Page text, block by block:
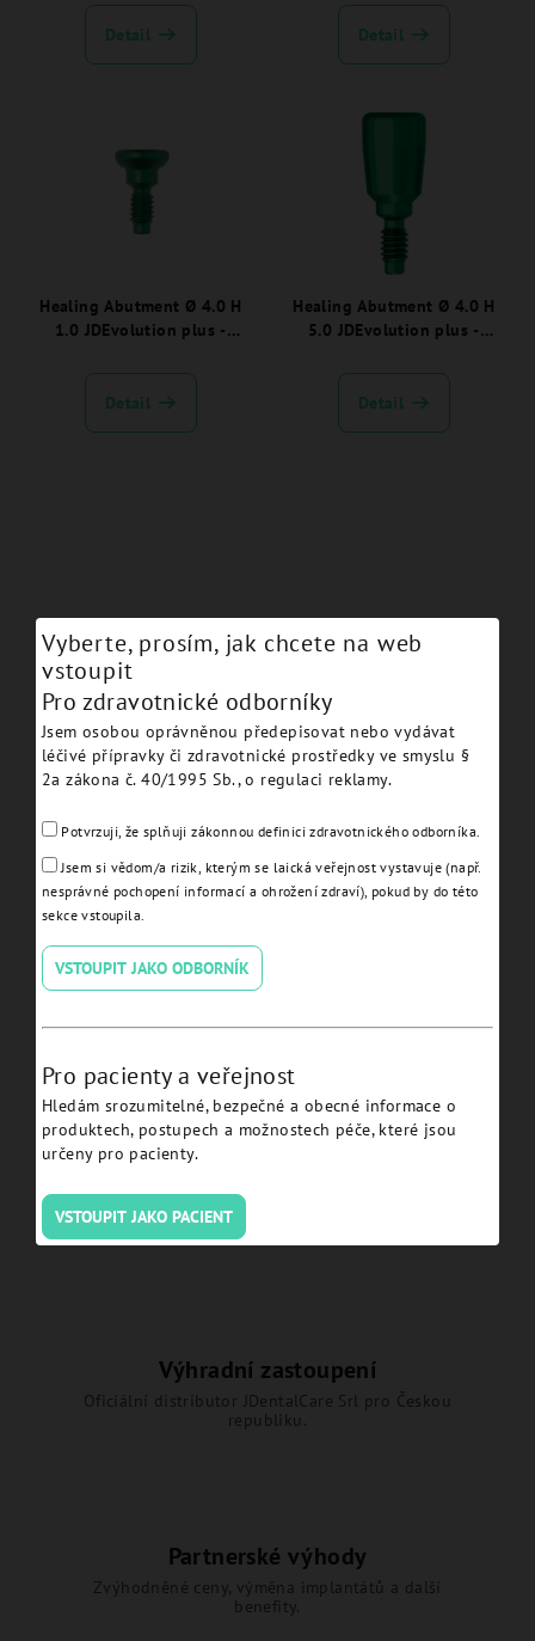
Detail Detail
Healing Abutment Ø 4.0 H
1.0 JDEvolution plus -
Detail
Healing Abutment Ø 4.0 H
5.0 JDEvolution plus -
Detail
Healing Abutment Ø 4.0 H
2.0 JDEvolution plus -
EVHA42:
Detail
3.0 JDEvolution plus -
EVHA63:
Detail
5.0 JDEvolution plus -
EVHA55:
Detail Detail
Výhradní zastoupení
Oficiální distributor JDentalCare Srl pro Českou
republiku.
Partnerské výhody
Zvýhodněné ceny, výměna implantátů a další
benefity.
Vyberte, prosím, jak chcete na web
vstoupit
Pro zdravotnické odborníky
Jsem osobou oprávněnou předepisovat nebo vydávat
léčivé přípravky či zdravotnické prostředky ve smyslu §
2a zákona č. 40/1995 Sb., o regulaci reklamy.
Potvrzuji, že splňuji zákonnou definici zdravotnického odborníka.
Jsem si vědom/a rizik, kterým se laická veřejnost vystavuje (např.
nesprávné pochopení informací a ohrožení zdraví), pokud by do této
sekce vstoupila.
VSTOUPIT JAKO ODBORNÍK
Pro pacienty a veřejnost
Hledám srozumitelné, bezpečné a obecné informace o
produktech, postupech a možnostech péče, které jsou
určeny pro pacienty.
VSTOUPIT JAKO PACIENT